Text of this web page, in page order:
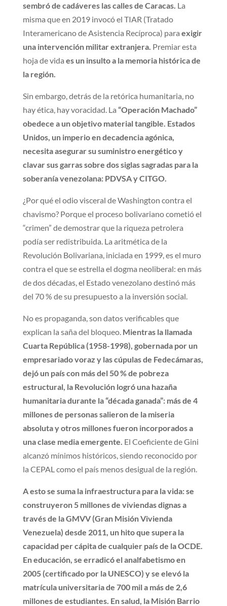
sembró de cadáveres las calles de Caracas. La
misma que en 2019 invocó el TIAR (Tratado
Interamericano de Asistencia Recíproca) para exigir
una intervención militar extranjera. Premiar esta
hoja de vida es un insulto a la memoria histórica de
la región.
Sin embargo, detrás de la retórica humanitaria, no
hay ética, hay voracidad. La “Operación Machado”
obedece a un objetivo material tangible. Estados
Unidos, un imperio en decadencia agónica,
necesita asegurar su suministro energético y
clavar sus garras sobre dos siglas sagradas para la
soberanía venezolana: PDVSA y CITGO.
¿Por qué el odio visceral de Washington contra el
chavismo? Porque el proceso bolivariano cometió el
“crimen” de demostrar que la riqueza petrolera
podía ser redistribuida. La aritmética de la
Revolución Bolivariana, iniciada en 1999, es el muro
contra el que se estrella el dogma neoliberal: en más
de dos décadas, el Estado venezolano destinó más
del 70 % de su presupuesto a la inversión social.
No es propaganda, son datos verificables que
explican la saña del bloqueo. Mientras la llamada
Cuarta República (1958-1998), gobernada por un
empresariado voraz y las cúpulas de Fedecámaras,
dejó un país con más del 50 % de pobreza
estructural, la Revolución logró una hazaña
humanitaria durante la “década ganada”: más de 4
millones de personas salieron de la miseria
absoluta y otros millones fueron incorporados a
una clase media emergente. El Coeficiente de Gini
alcanzó mínimos históricos, siendo reconocido por
la CEPAL como el país menos desigual de la región.
A esto se suma la infraestructura para la vida: se
construyeron 5 millones de viviendas dignas a
través de la GMVV (Gran Misión Vivienda
Venezuela) desde 2011, un hito que supera la
capacidad per cápita de cualquier país de la OCDE.
En educación, se erradicó el analfabetismo en
2005 (certificado por la UNESCO) y se elevó la
matrícula universitaria de 700 mil a más de 2,6
millones de estudiantes. En salud, la Misión Barrio